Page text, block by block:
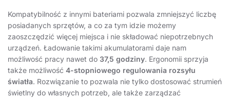
Kompatybilność z innymi bateriami pozwala zmniejszyć liczbę
posiadanych sprzętów, a co za tym idzie możemy
zaoszczędzić więcej miejsca i nie składować niepotrzebnych
urządzeń. Ładowanie takimi akumulatorami daje nam
możliwość pracy nawet do 37,5 godziny. Ergonomii sprzyja
także możliwość 4-stopniowego regulowania rozsyłu
światła. Rozwiązanie to pozwala nie tylko dostosować strumień
świetlny do własnych potrzeb, ale także zarządzać